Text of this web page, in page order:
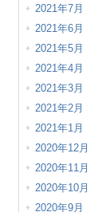
2021年7月
2021年6月
2021年5月
2021年4月
2021年3月
2021年2月
2021年1月
2020年12月
2020年11月
2020年10月
2020年9月